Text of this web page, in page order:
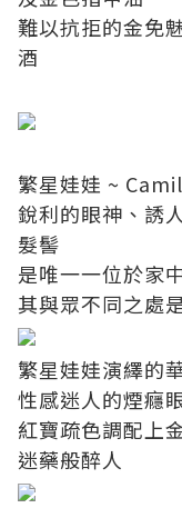
難以抗拒的金免
酒
繁星娃娃 ~
銳利的眼神、誘
髮髻
是唯一一位於家
其與眾不同之處
繁星娃娃演繹的
性感迷人的煙癮
紅寶疏色調配上
迷藥般醉人